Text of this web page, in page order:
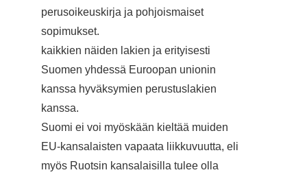
perusoikeuskirja ja pohjoismaiset
sopimukset.
kaikkien näiden lakien ja erityisesti
Suomen yhdessä Euroopan unionin
kanssa hyväksymien perustuslakien
kanssa.
Suomi ei voi myöskään kieltää muiden
EU-kansalaisten vapaata liikkuvuutta, eli
myös Ruotsin kansalaisilla tulee olla